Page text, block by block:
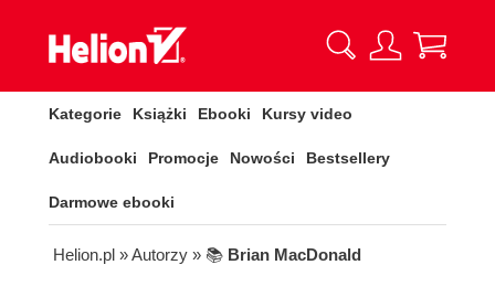
Kategorie Książki Ebooki Kursy video
Audiobooki Promocje Nowości Bestsellery
Darmowe ebooki
Helion.pl » Autorzy » 📚 Brian MacDonald